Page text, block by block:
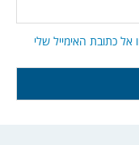
כתובת האימייל שלי